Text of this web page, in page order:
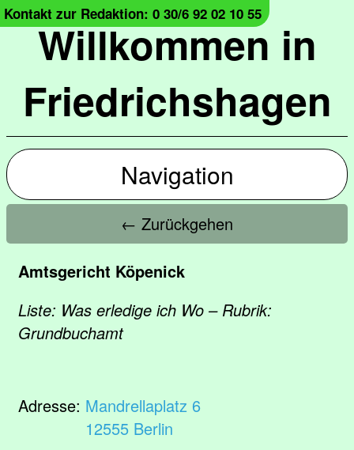
Willkommen in
Friedrichshagen
Kontakt zur Redaktion: 0 30/6 92 02 10 55
Navigation
← Zurückgehen
Amtsgericht Köpenick
Liste: Was erledige ich Wo – Rubrik:
Grundbuchamt
Adresse: Mandrellaplatz 6
12555 Berlin